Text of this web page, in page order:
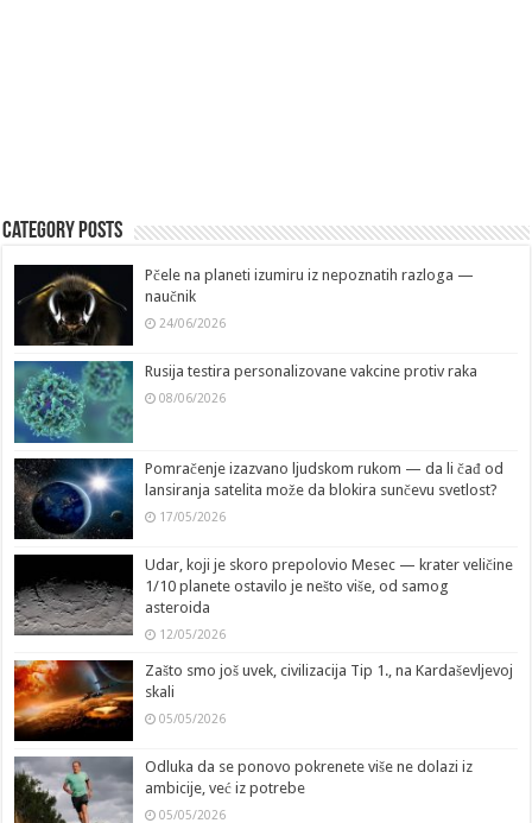
Category Posts
Pčele na planeti izumiru iz nepoznatih razloga —
naučnik
24/06/2026
Rusija testira personalizovane vakcine protiv raka
08/06/2026
Pomračenje izazvano ljudskom rukom — da li čađ od
lansiranja satelita može da blokira sunčevu svetlost?
17/05/2026
Udar, koji je skoro prepolovio Mesec — krater veličine
1/10 planete ostavilo je nešto više, od samog
asteroida
12/05/2026
Zašto smo još uvek, civilizacija Tip 1., na Kardaševljevoj
skali
05/05/2026
Odluka da se ponovo pokrenete više ne dolazi iz
ambicije, već iz potrebe
05/05/2026